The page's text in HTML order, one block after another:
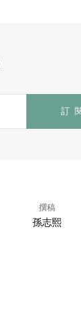
訂
撰稿
孫志熙